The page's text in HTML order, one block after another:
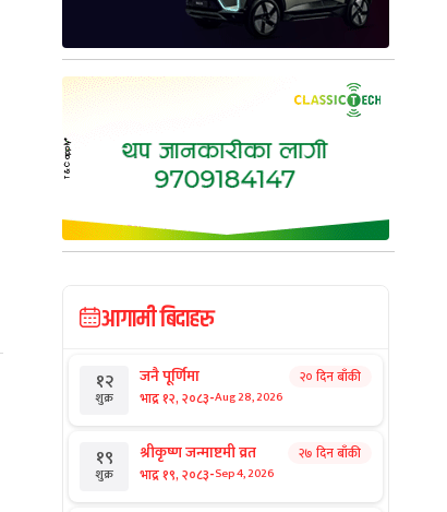
आगामी बिदाहरु
१२
शुक्र
जनै पूर्णिमा
भाद्र १२, २०८३-Aug 28, 2026
२० दिन बाँकी
१९
शुक्र
श्रीकृष्ण जन्माष्टमी व्रत
भाद्र १९, २०८३-Sep 4, 2026
२७ दिन बाँकी